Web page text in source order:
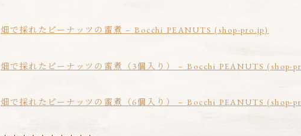
畑で採れたピーナッツの蜜煮 – Bocchi PEANUTS (shop-pro.jp)
畑で採れたピーナッツの蜜煮（3個入り） – Bocchi PEANUTS (shop-
畑で採れたピーナッツの蜜煮（6個入り） – Bocchi PEANUTS (shop-